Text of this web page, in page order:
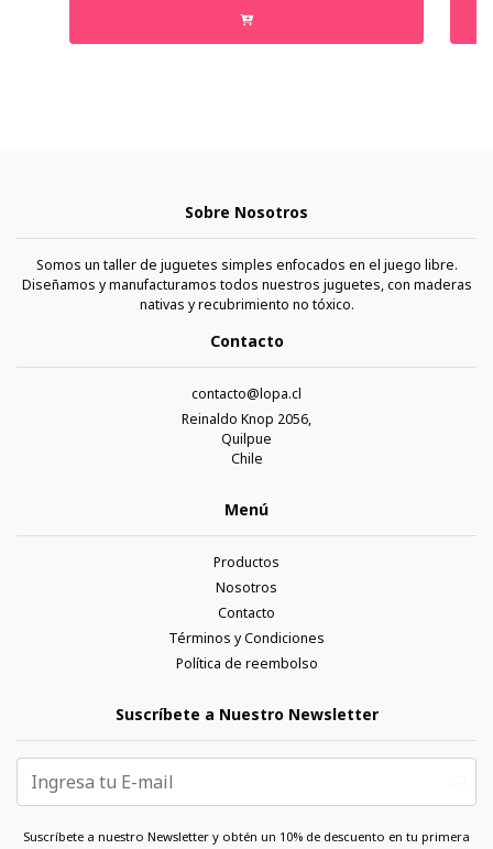
Sobre Nosotros
Somos un taller de juguetes simples enfocados en el juego libre.
Diseñamos y manufacturamos todos nuestros juguetes, con maderas
nativas y recubrimiento no tóxico.
Contacto
contacto@lopa.cl
Reinaldo Knop 2056,
Quilpue
Chile
Menú
Productos
Nosotros
Contacto
Términos y Condiciones
Política de reembolso
Suscríbete a Nuestro Newsletter
Suscríbete a nuestro Newsletter y obtén un 10% de descuento en tu primera